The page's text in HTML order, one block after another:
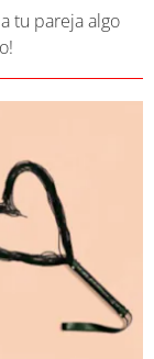
tu pareja algo